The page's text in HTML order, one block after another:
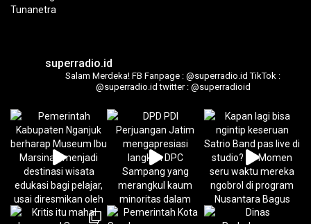
superradio.id
Salam Merdeka! FB Fanpage : @superradio.id TikTok :
@superradio.id twitter : @superradioid